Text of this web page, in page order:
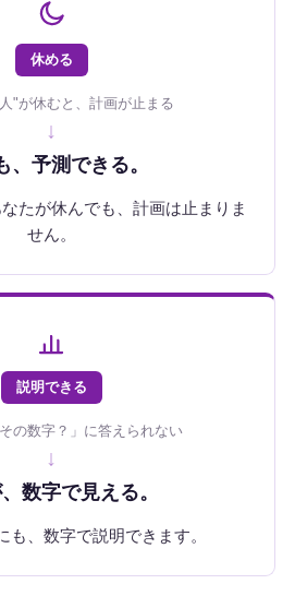
休める
"が休むと、計画が止まる
↓
、予測できる。
たが休んでも、計画は止まりま
せん。
説明できる
その数字？」に答えられない
↓
数字で見える。
も、数字で説明できます。